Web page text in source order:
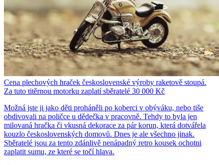
Cena plechových hraček československé výroby raketově stoupá.
Za tuto titěrnou motorku zaplatí sběratelé 30 000 Kč
Možná jste ji jako děti proháněli po koberci v obýváku, nebo tiše
obdivovali na poličce u dědečka v pracovně. Tehdy to byla jen
milovaná hračka či vkusná dekorace za pár korun, která dotvářela
kouzlo československých domovů. Dnes je ale všechno jinak.
Sběratelé jsou za tento zdánlivě nenápadný retro kousek ochotni
zaplatit sumu, ze které se točí hlava.